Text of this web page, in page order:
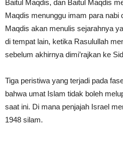
Baitul Maqdis, dan Baitul Maqdis
Maqdis menunggu imam para nabi
Maqdis akan menulis sejarahnya
di tempat lain, ketika Rasulullah
sebelum akhirnya dimi’rajkan ke
Tiga peristiwa yang terjadi pada
bahwa umat Islam tidak boleh
saat ini. Di mana penjajah Israel
1948 silam.